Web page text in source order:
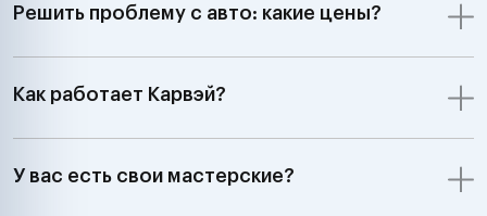
Решить проблему с авто: какие цены?
Как работает Карвэй?
У вас есть свои мастерские?